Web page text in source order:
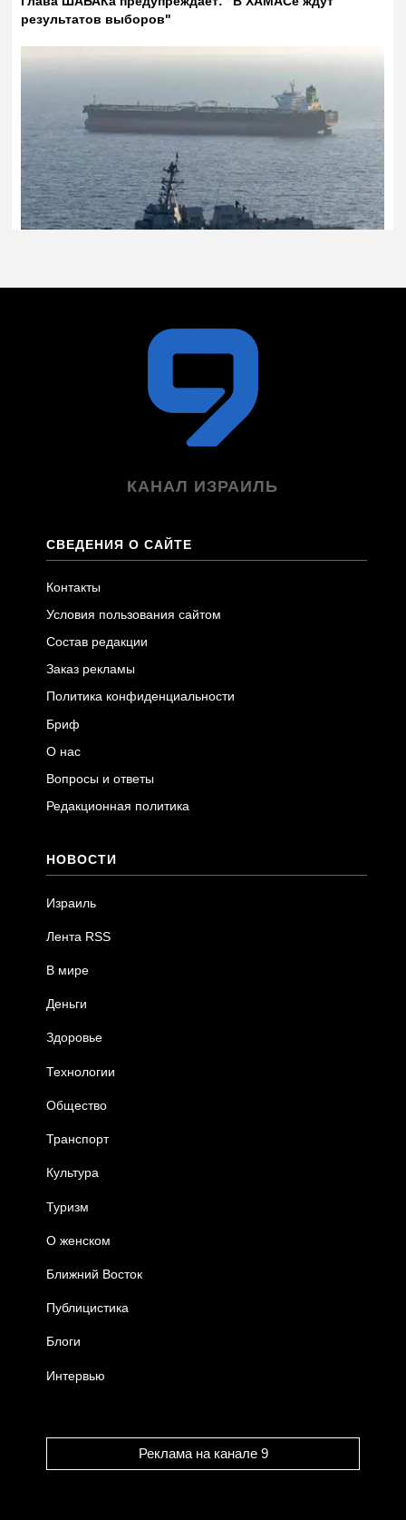
КАНАЛ ИЗРАИЛЬ
СВЕДЕНИЯ О САЙТЕ
Контакты
Условия пользования сайтом
Состав редакции
Заказ рекламы
Политика конфиденциальности
Бриф
О нас
Вопросы и ответы
Редакционная политика
НОВОСТИ
Израиль
Лента RSS
В мире
Деньги
Здоровье
Технологии
Общество
Транспорт
Культура
Туризм
О женском
Ближний Восток
Публицистика
Блоги
Интервью
Реклама на канале 9